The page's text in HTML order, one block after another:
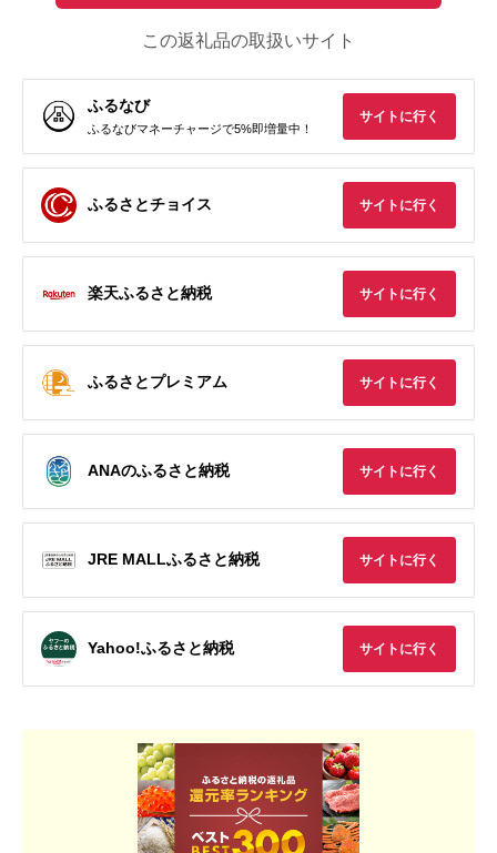
この返礼品の取扱いサイト
ふるなび
ふるなびマネーチャージで5%即増量中！
サイトに行く
ふるさとチョイス サイトに行く
楽天ふるさと納税 サイトに行く
ふるさとプレミアム サイトに行く
ANAのふるさと納税 サイトに行く
JRE MALLふるさと納税 サイトに行く
Yahoo!ふるさと納税 サイトに行く